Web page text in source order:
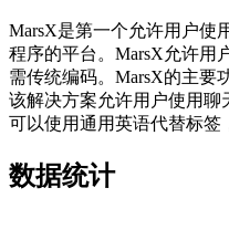
MarsX是第一个允许用户使
程序的平台。MarsX允许用
需传统编码。MarsX的主要
该解决方案允许用户使用聊
可以使用通用英语代替标签
数据统计